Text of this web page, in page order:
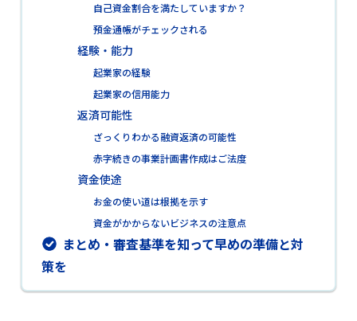
自己資金割合を満たしていますか？
預金通帳がチェックされる
経験・能力
起業家の経験
起業家の信用能力
返済可能性
ざっくりわかる融資返済の可能性
赤字続きの事業計画書作成はご法度
資金使途
お金の使い道は根拠を示す
資金がかからないビジネスの注意点
まとめ・審査基準を知って早めの準備と対
策を